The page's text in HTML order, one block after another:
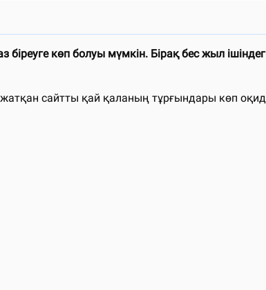
көп болуы мүмкін. Бірақ бес жыл
сайтты қай қаланың тұрғындары көп